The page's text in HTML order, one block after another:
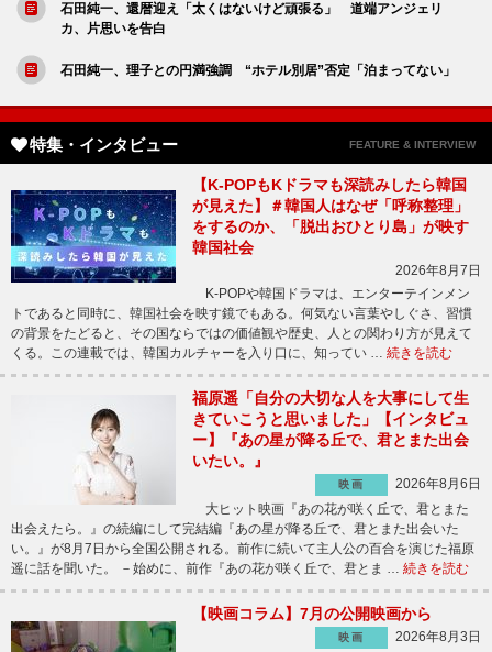
石田純一、還暦迎え「太くはないけど頑張る」 道端アンジェリ
カ、片思いを告白
石田純一、理子との円満強調 “ホテル別居”否定「泊まってない」
特集・インタビュー FEATURE & INTERVIEW
【K-POPもKドラマも深読みしたら韓国
が見えた】＃韓国人はなぜ「呼称整理」
をするのか、「脱出おひとり島」が映す
韓国社会
2026年8月7日
K-POPや韓国ドラマは、エンターテインメン
トであると同時に、韓国社会を映す鏡でもある。何気ない言葉やしぐさ、習慣
の背景をたどると、その国ならではの価値観や歴史、人との関わり方が見えて
くる。この連載では、韓国カルチャーを入り口に、知ってい … 続きを読む
福原遥「自分の大切な人を大事にして生
きていこうと思いました」【インタビュ
ー】『あの星が降る丘で、君とまた出会
いたい。』
映画
2026年8月6日
大ヒット映画『あの花が咲く丘で、君とまた
出会えたら。』の続編にして完結編『あの星が降る丘で、君とまた出会いた
い。』が8月7日から全国公開される。前作に続いて主人公の百合を演じた福原
遥に話を聞いた。 －始めに、前作『あの花が咲く丘で、君とま … 続きを読む
【映画コラム】7月の公開映画から
映画
2026年8月3日